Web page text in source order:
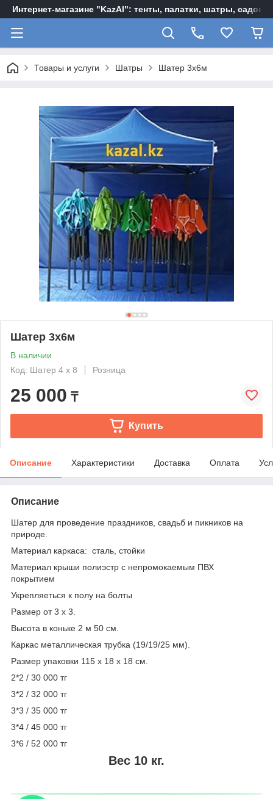
Интернет-магазине "KazAl": тенты, палатки, шатры,
Товары и услуги Шатры Шатер 3х6м
Шатер 3х6м
В наличии
Код: Шатер 4 х 8
Розница
25 000 ₸
Купить
Описание Характеристики Доставка Оплата
Описание
Шатер для проведение праздников, свадьб и пикников на
природе.
Материал каркаса: сталь, стойки
Материал крыши полиэстр с непромокаемым ПВХ
покрытием
Укрепляеться к полу на болты
Размер от 3 х 3.
Высота в коньке 2 м 50 см.
Каркас металлическая трубка (19/19/25 мм).
Размер упаковки 115 х 18 х 18 см.
2*2 / 30 000 тг
3*2 / 32 000 тг
3*3 / 35 000 тг
3*4 / 45 000 тг
3*6 / 52 000 тг
Вес 10 кг.